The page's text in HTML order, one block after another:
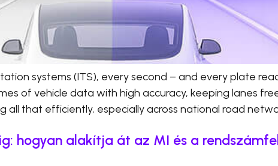
systems (ITS), every second – and every plate
of vehicle data with high accuracy, keeping lanes
all that efficiently, especially across national road
hogyan alakítja át az MI és a